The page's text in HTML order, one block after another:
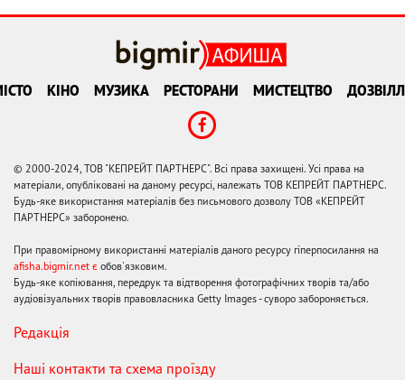
КІНО МУЗИКА РЕСТОРАНИ МИСТЕЦТВО
© 2000-2024, ТОВ "КЕПРЕЙТ ПАРТНЕРС". Всі права захищені. Усі права на
матеріали, опубліковані на даному ресурсі, належать ТОВ КЕПРЕЙТ ПАРТНЕРС.
Будь-яке використання матеріалів без письмового дозволу ТОВ «КЕПРЕЙТ
ПАРТНЕРС» заборонено.
При правомірному використанні матеріалів даного ресурсу гіперпосилання на
afisha.bigmir.net є обов'язковим.
Будь-яке копіювання, передрук та відтворення фотографічних творів та/або
аудіовізуальних творів правовласника Getty Images - суворо забороняється.
Редакція
Наші контакти та схема проїзду